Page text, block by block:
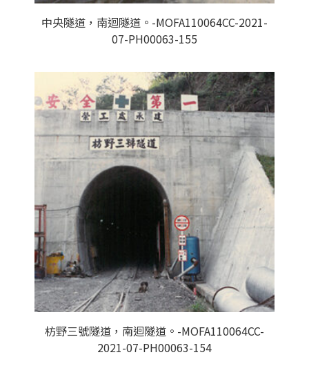
中央隧道，南迴隧道。-MOFA110064CC-2021-
07-PH00063-155
枋野三號隧道，南迴隧道。-MOFA110064CC-
2021-07-PH00063-154